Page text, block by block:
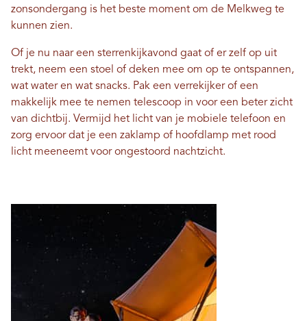
zonsondergang is het beste moment om de Melkweg te
kunnen zien.
Of je nu naar een sterrenkijkavond gaat of er zelf op uit
trekt, neem een ​​stoel of deken mee om op te ontspannen,
wat water en wat snacks. Pak een verrekijker of een
makkelijk mee te nemen telescoop in voor een beter zicht
van dichtbij. Vermijd het licht van je mobiele telefoon en
zorg ervoor dat je een zaklamp of hoofdlamp met rood
licht meeneemt voor ongestoord nachtzicht.